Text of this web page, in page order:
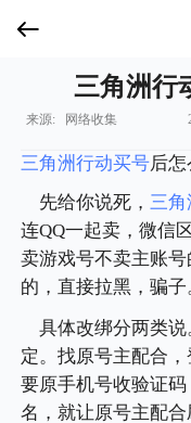
三角洲行
来源: 网络收集
三角洲行动买号后怎
先给你说死， 三角
连QQ一起卖，微信
卖游戏号不卖主账
的，直接拉黑，骗子
具体改绑分两类
定。找原号主配合，
要原手机号收验证
名，就让原号主配